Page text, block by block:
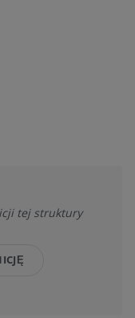
tej struktury